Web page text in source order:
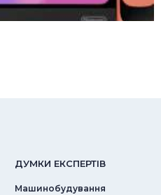
ДУМКИ ЕКСПЕРТIВ
Машинобудування